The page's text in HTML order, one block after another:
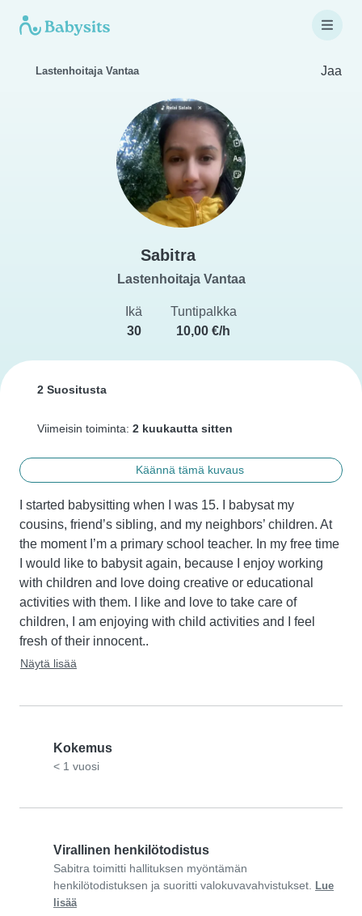
Lastenhoitaja Vantaa Jaa
Sabitra
Lastenhoitaja Vantaa
Ikä
30
Tuntipalkka
10,00 €/h
2 Suositusta
Viimeisin toiminta: 2 kuukautta sitten
Käännä tämä kuvaus
I started babysitting when I was 15. I babysat my
cousins, friend’s sibling, and my neighbors’ children. At
the moment I’m a primary school teacher. In my free time
I would like to babysit again, because I enjoy working
with children and love doing creative or educational
activities with them. I like and love to take care of
children, I am enjoying with child activities and I feel
fresh of their innocent..
Näytä lisää
Kokemus
< 1 vuosi
Virallinen henkilötodistus
Sabitra toimitti hallituksen myöntämän
henkilötodistuksen ja suoritti valokuvavahvistukset.
Lue
lisää